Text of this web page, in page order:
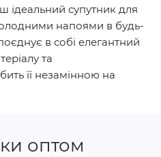
ідеальний супутник для
напоями в будь-
в собі елегантний
та
її незамінною на
оптом